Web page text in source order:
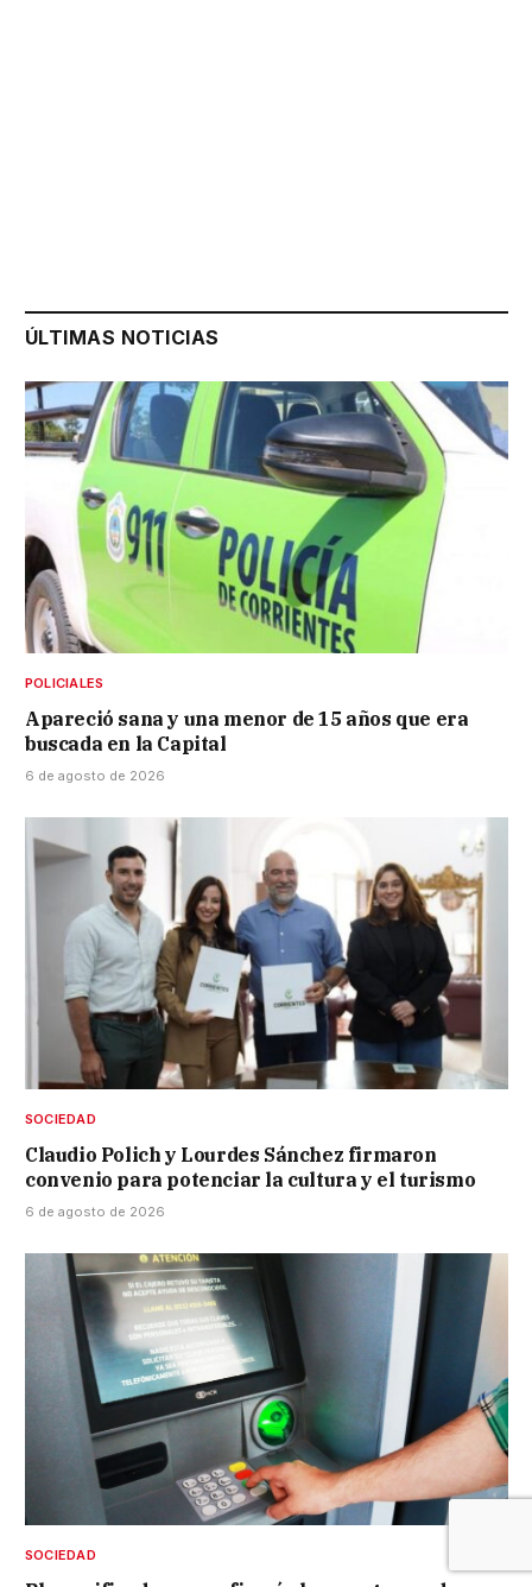
ÚLTIMAS NOTICIAS
POLICIALES
Apareció sana y una menor de 15 años que era
buscada en la Capital
6 de agosto de 2026
SOCIEDAD
Claudio Polich y Lourdes Sánchez firmaron
convenio para potenciar la cultura y el turismo
6 de agosto de 2026
SOCIEDAD